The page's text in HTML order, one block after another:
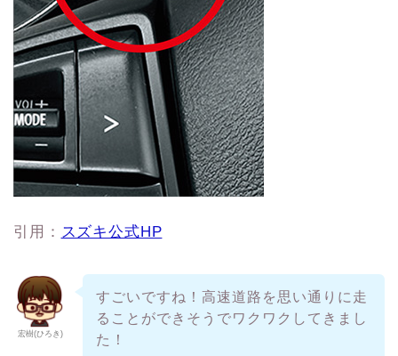
引用： スズキ公式HP
宏樹(ひろき)
すごいですね！高速道路を思い通りに走
ることができそうでワクワクしてきまし
た！